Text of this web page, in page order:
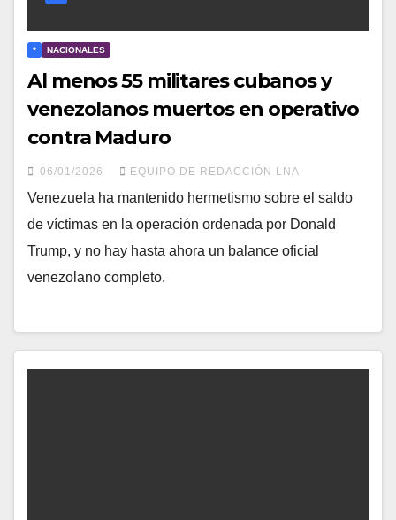
* NACIONALES
Al menos 55 militares cubanos y
venezolanos muertos en operativo
contra Maduro
06/01/2026 EQUIPO DE REDACCIÓN LNA
Venezuela ha mantenido hermetismo sobre el saldo
de víctimas en la operación ordenada por Donald
Trump, y no hay hasta ahora un balance oficial
venezolano completo.